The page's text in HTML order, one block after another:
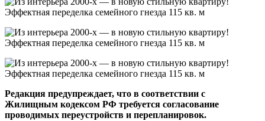
Редакция предупреждает, что в соответствии с
Жилищным кодексом РФ требуется согласование
проводимых переустройств и перепланировок.